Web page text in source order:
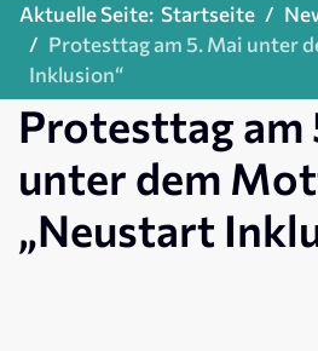
Aktuelle Seite: Startseite
Protesttag am 5. Mai unter
Inklusion“
Protesttag am
unter dem
„Neustart